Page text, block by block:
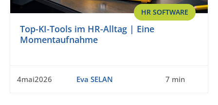
HR SOFTWARE
Top-KI-Tools im HR-Alltag | Eine
Momentaufnahme
4mai2026 Eva SELAN 7 min